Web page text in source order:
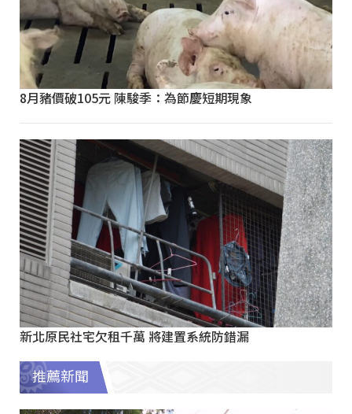
8月豬價破105元 陳駿季：為節慶短期現象
新北原民社宅欠租千萬 將建置系統防錯漏
推薦新聞